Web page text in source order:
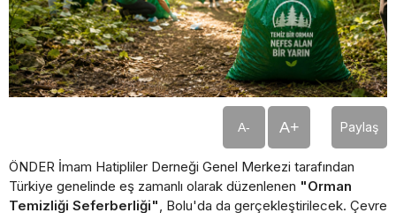
A- A+ Paylaş
ÖNDER İmam Hatipliler Derneği Genel Merkezi tarafından
Türkiye genelinde eş zamanlı olarak düzenlenen "Orman
Temizliği Seferberliği", Bolu'da da gerçekleştirilecek. Çevre